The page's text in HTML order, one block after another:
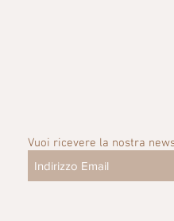
Vuoi ricevere la nostra